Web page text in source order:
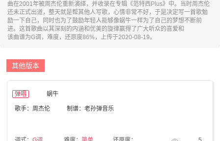
曲在2001年被周杰伦重新演绎，并收录在专辑《范特西Plus》中。当时周杰伦
还未正式出道，整天就是帮其他人写歌，心情非常不好，于是决定写一首歌勉
励一下自己，同时也为了鼓励年轻人能够像蜗牛一样为了自己的梦想不断前
进。这首歌曲以其深刻的内涵和优美的旋律赢得了广大听众的喜爱和
该曲谱为G调，难度，还原度86%，上传于2020-08-19。
其他版本
弹唱 蜗牛
歌手：周杰伦 制谱：老孙弹音乐